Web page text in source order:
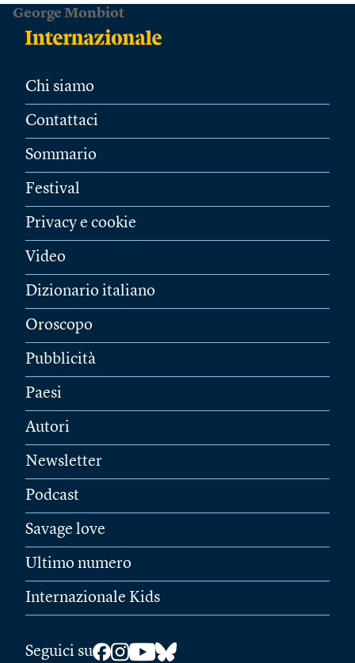
George Monbiot
Chi siamo
Contattaci
Sommario
Festival
Privacy e cookie
Video
Dizionario italiano
Oroscopo
Pubblicità
Paesi
Autori
Newsletter
Podcast
Savage love
Ultimo numero
Internazionale Kids
Seguici su